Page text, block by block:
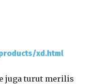
xd.html
juga turut merilis